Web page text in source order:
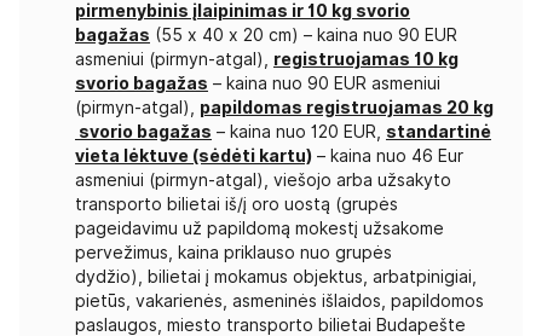
pirmenybinis įlaipinimas ir 10 kg svorio
bagažas (55 x 40 x 20 cm) – kaina nuo 90 EUR
asmeniui (pirmyn-atgal), registruojamas 10 kg
svorio bagažas – kaina nuo 90 EUR asmeniui
(pirmyn-atgal), papildomas registruojamas 20 kg
svorio bagažas – kaina nuo 120 EUR, standartinė
vieta lėktuve (sėdėti kartu) – kaina nuo 46 Eur
asmeniui (pirmyn-atgal), viešojo arba užsakyto
transporto bilietai iš/į oro uostą (grupės
pageidavimu už papildomą mokestį užsakome
pervežimus, kaina priklauso nuo grupės
dydžio),
bilietai į mokamus objektus, arbatpinigiai,
pietūs, vakarienės, asmeninės išlaidos, papildomos
paslaugos, miesto transporto bilietai Budapešte